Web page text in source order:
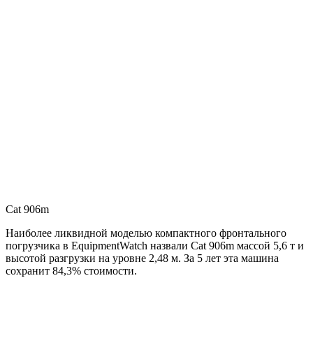
Cat 906m
Наиболее ликвидной моделью компактного фронтального
погрузчика в EquipmentWatch назвали Cat 906m массой 5,6 т и
высотой разгрузки на уровне 2,48 м. За 5 лет эта машина
сохранит 84,3% стоимости.